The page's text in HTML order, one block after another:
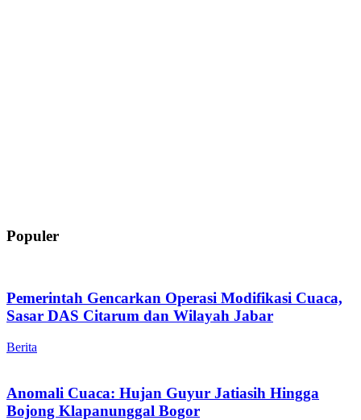
Populer
Pemerintah Gencarkan Operasi Modifikasi Cuaca,
Sasar DAS Citarum dan Wilayah Jabar
Berita
Anomali Cuaca: Hujan Guyur Jatiasih Hingga
Bojong Klapanunggal Bogor